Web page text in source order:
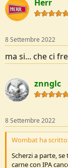
t
i
o
s
:
Herr
8 Settembre 2022
ma si... che ci
znnglc
8 Settembre 2022
Wombat ha
Scherzi a parte,
carne con IPA